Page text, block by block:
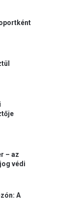
– az
védi
A